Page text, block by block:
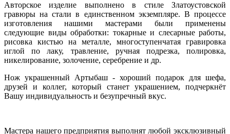
Авторское изделие выполнено в стиле Златоустовской
гравюры на стали в единственном экземпляре. В процессе
изготовления нашими мастерами были применены
следующие виды обработки: токарные и слесарные работы,
рисовка кистью на металле, многоступенчатая гравировка
иглой по лаку, травление, ручная подрезка, полировка,
никелирование, золочение, серебрение и др.
Нож украшенный Артыбаш - хороший подарок для шефа,
друзей и коллег, который станет украшением, подчеркнёт
Вашу индивидуальность и безупречный вкус.
Мастера нашего предприятия выполнят любой эксклюзивный